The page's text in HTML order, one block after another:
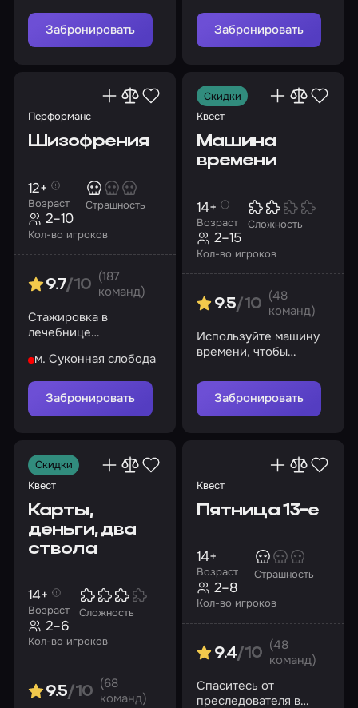
Забронировать Забронировать
Перформанс
Шизофрения
Возраст
12+
Страшность
Кол-во игроков
2–10
9.7/10
(187
команд)
Стажировка в
лечебнице
Выживете ли вы?
м. Суконная слобода
Забронировать
Скидки
Квест
Машина
времени
Возраст
14+
Сложность
Кол-во игроков
2–15
9.5/10
(48
команд)
Используйте машину
времени, чтобы
и будущее
Забронировать
Скидки
Квест
Карты,
деньги, два
ствола
Возраст
14+
Сложность
Кол-во игроков
2–6
9.5/10
(68
команд)
Квест
Пятница 13-е
Возраст
14+
Страшность
Кол-во игроков
2–8
9.4/10
(48
команд)
Спаситесь от
преследователя в